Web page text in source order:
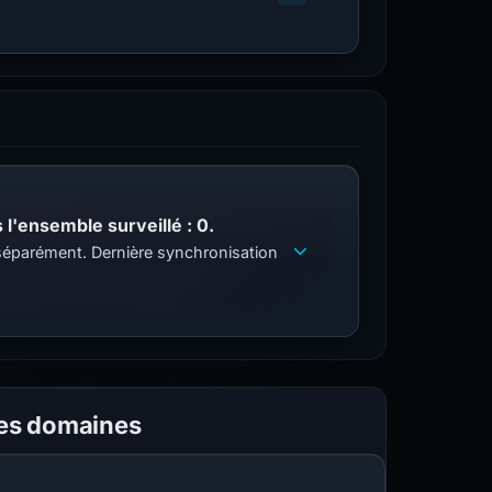
l'ensemble surveillé : 0.
Dernière synchronisation
domaines